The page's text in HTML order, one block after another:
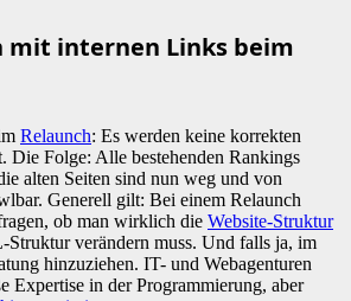
mit internen Links beim
Relaunch: Es werden keine korrekten
Die Folge: Alle bestehenden Rankings
alten Seiten sind nun weg und von
Generell gilt: Bei einem Relaunch
ob man wirklich die Website-Struktur
Struktur verändern muss. Und falls ja, im
hinzuziehen. IT- und Webagenturen
Expertise in der Programmierung, aber